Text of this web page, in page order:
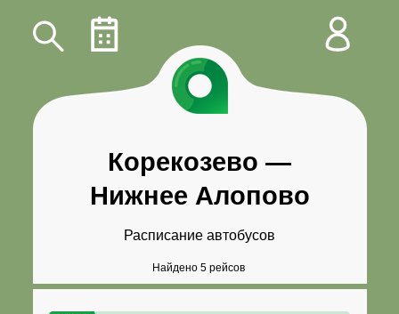
Корекозево —
Нижнее Алопово
Расписание автобусов
Найдено 5 рейсов